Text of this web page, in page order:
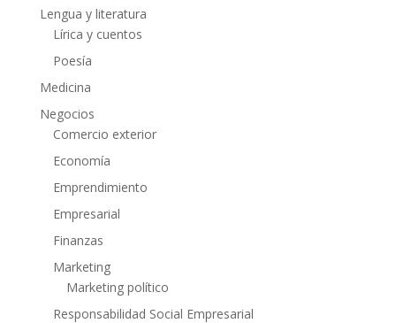
Lengua y literatura
Lírica y cuentos
Poesía
Medicina
Negocios
Comercio exterior
Economía
Emprendimiento
Empresarial
Finanzas
Marketing
Marketing político
Responsabilidad Social Empresarial